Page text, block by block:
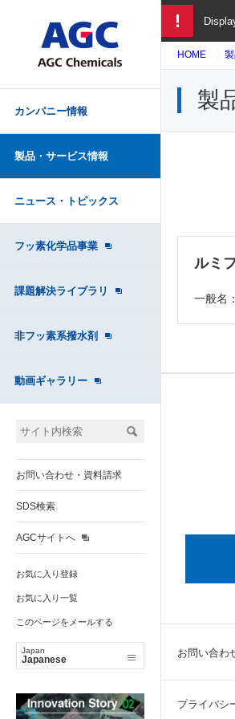
カンパニー情報
製品・サービス情報
ニュース・トピックス
フッ素化学品事業
課題解決ライブラリ
非フッ素系撥水剤
動画ギャラリー
お問い合わせ・資料請求
SDS検索
AGCサイトへ
お気に入り登録
お気に入り一覧
このページをメールする
Japan
Japanese
HOME
製
ルミ
一般名
お問い合わ
プライバシ